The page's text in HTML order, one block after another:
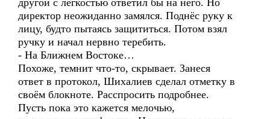
другой с лёгкостью ответил бы на него. Но
директор неожиданно замялся. Поднёс руку к
лицу, будто пытаясь защититься. Потом взял
ручку и начал нервно теребить.
- На Ближнем Востоке…
Похоже, темнит что-то, скрывает. Занеся
ответ в протокол, Шихалиев сделал отметку в
своём блокноте. Расспросить подробнее.
Пусть пока это кажется мелочью,